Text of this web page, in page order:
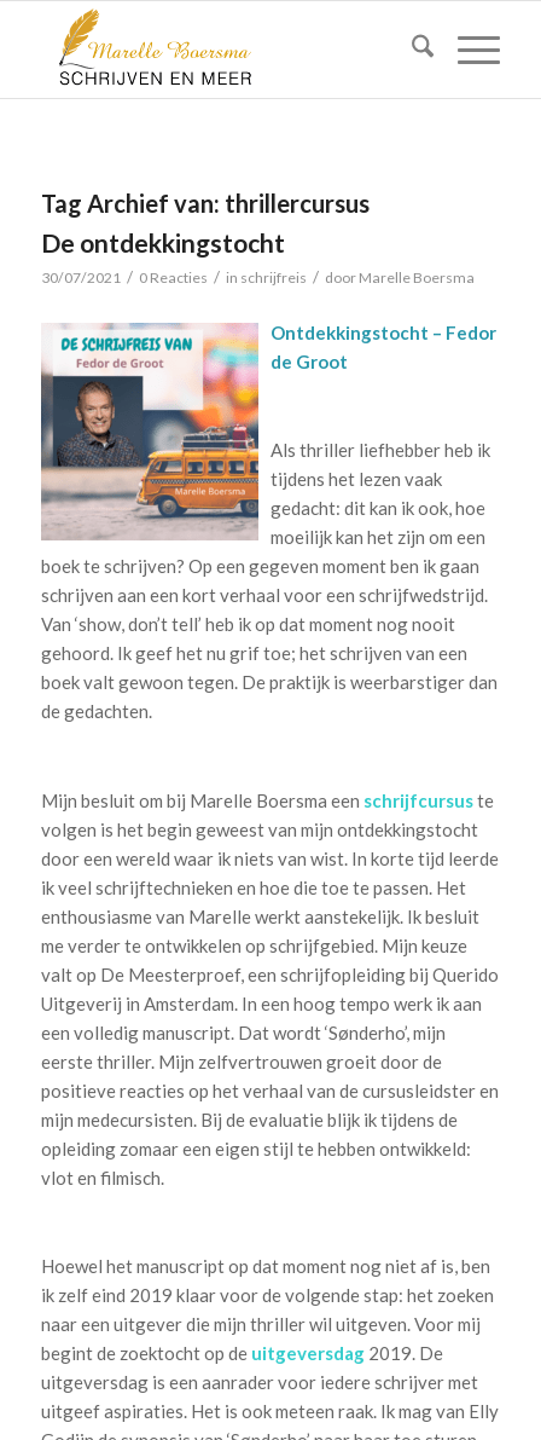
Tag Archief van: thrillercursus
De ontdekkingstocht
30/07/2021 / 0 Reacties / in schrijfreis / door Marelle Boersma
Ontdekkingstocht – Fedor
de Groot
Als thriller liefhebber heb ik
tijdens het lezen vaak
gedacht: dit kan ik ook, hoe
moeilijk kan het zijn om een
boek te schrijven? Op een gegeven moment ben ik gaan
schrijven aan een kort verhaal voor een schrijfwedstrijd.
Van ‘show, don’t tell’ heb ik op dat moment nog nooit
gehoord. Ik geef het nu grif toe; het schrijven van een
boek valt gewoon tegen. De praktijk is weerbarstiger dan
de gedachten.
Mijn besluit om bij Marelle Boersma een schrijfcursuste
volgen is het begin geweest van mijn ontdekkingstocht
door een wereld waar ik niets van wist. In korte tijd leerde
ik veel schrijftechnieken en hoe die toe te passen. Het
enthousiasme van Marelle werkt aanstekelijk. Ik besluit
me verder te ontwikkelen op schrijfgebied. Mijn keuze
valt op De Meesterproef, een schrijfopleiding bij Querido
Uitgeverij in Amsterdam. In een hoog tempo werk ik aan
een volledig manuscript. Dat wordt ‘Sønderho’, mijn
eerste thriller. Mijn zelfvertrouwen groeit door de
positieve reacties op het verhaal van de cursusleidster en
mijn medecursisten. Bij de evaluatie blijk ik tijdens de
opleiding zomaar een eigen stijl te hebben ontwikkeld:
vlot en filmisch.
Hoewel het manuscript op dat moment nog niet af is, ben
ik zelf eind 2019 klaar voor de volgende stap: het zoeken
naar een uitgever die mijn thriller wil uitgeven. Voor mij
begint de zoektocht op de uitgeversdag2019. De
uitgeversdag is een aanrader voor iedere schrijver met
uitgeef aspiraties. Het is ook meteen raak. Ik mag van Elly